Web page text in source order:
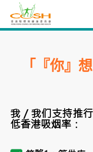
「『你』
我／我们支持推
低香港吸烟率：